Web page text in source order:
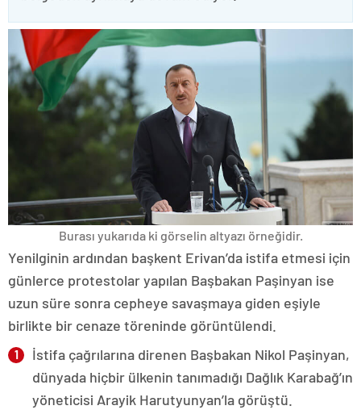
Burası yukarıda ki görselin altyazı örneğidir.
Yenilginin ardından başkent Erivan’da istifa etmesi için
günlerce protestolar yapılan Başbakan Paşinyan ise
uzun süre sonra cepheye savaşmaya giden eşiyle
birlikte bir cenaze töreninde görüntülendi.
İstifa çağrılarına direnen Başbakan Nikol Paşinyan,
dünyada hiçbir ülkenin tanımadığı Dağlık Karabağ’ın
yöneticisi Arayik Harutyunyan’la görüştü.